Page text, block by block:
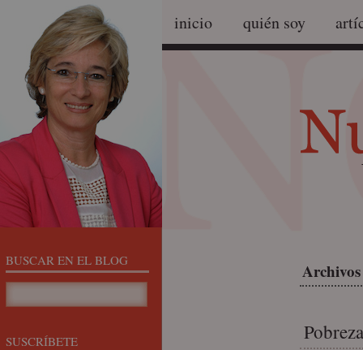
inicio quién soy
BUSCAR EN EL BLOG
SUSCRÍBETE